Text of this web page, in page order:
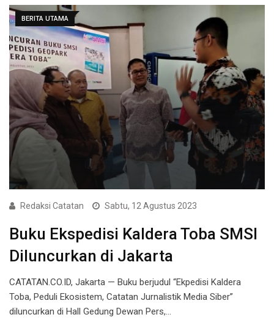
BERITA UTAMA
Redaksi Catatan Sabtu, 12 Agustus 2023
Buku Ekspedisi Kaldera Toba SMSI
Diluncurkan di Jakarta
CATATAN.CO.ID, Jakarta — Buku berjudul “Ekpedisi Kaldera
Toba, Peduli Ekosistem, Catatan Jurnalistik Media Siber”
diluncurkan di Hall Gedung Dewan Pers,…